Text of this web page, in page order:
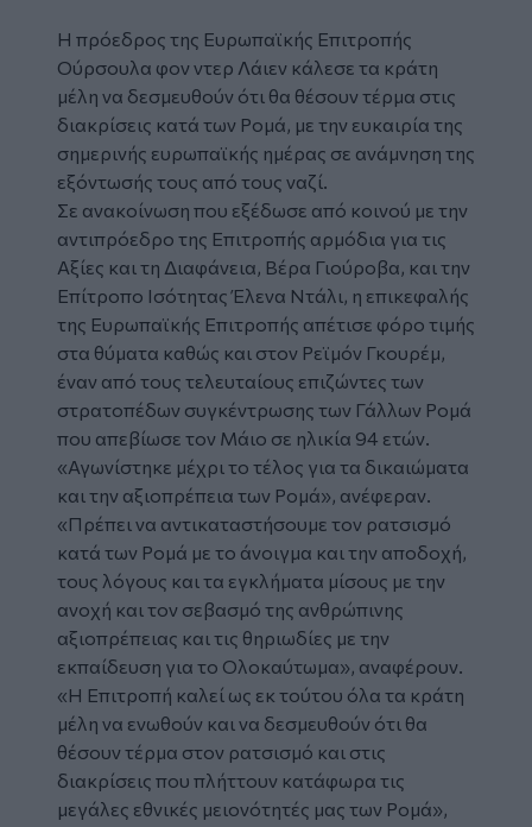
Η πρόεδρος της Ευρωπαϊκής Επιτροπής
Ούρσουλα φον ντερ Λάιεν κάλεσε τα κράτη
μέλη να δεσμευθούν ότι θα θέσουν τέρμα στις
διακρίσεις κατά των Ρομά, με την ευκαιρία της
σημερινής ευρωπαϊκής ημέρας σε ανάμνηση της
εξόντωσής τους από τους ναζί.
Σε ανακοίνωση που εξέδωσε από κοινού με την
αντιπρόεδρο της Επιτροπής αρμόδια για τις
Αξίες και τη Διαφάνεια, Βέρα Γιούροβα, και την
Επίτροπο Ισότητας Έλενα Ντάλι, η επικεφαλής
της Ευρωπαϊκής Επιτροπής απέτισε φόρο τιμής
στα θύματα καθώς και στον Ρεϊμόν Γκουρέμ,
έναν από τους τελευταίους επιζώντες των
στρατοπέδων συγκέντρωσης των Γάλλων Ρομά
που απεβίωσε τον Μάιο σε ηλικία 94 ετών.
«Αγωνίστηκε μέχρι το τέλος για τα δικαιώματα
και την αξιοπρέπεια των Ρομά», ανέφεραν.
«Πρέπει να αντικαταστήσουμε τον ρατσισμό
κατά των Ρομά με το άνοιγμα και την αποδοχή,
τους λόγους και τα εγκλήματα μίσους με την
ανοχή και τον σεβασμό της ανθρώπινης
αξιοπρέπειας και τις θηριωδίες με την
εκπαίδευση για το Ολοκαύτωμα», αναφέρουν.
«Η Επιτροπή καλεί ως εκ τούτου όλα τα κράτη
μέλη να ενωθούν και να δεσμευθούν ότι θα
θέσουν τέρμα στον ρατσισμό και στις
διακρίσεις που πλήττουν κατάφωρα τις
μεγάλες εθνικές μειονότητές μας των Ρομά»,